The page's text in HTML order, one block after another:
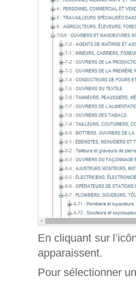
En cliquant sur
apparaissent.
Pour sélectionner